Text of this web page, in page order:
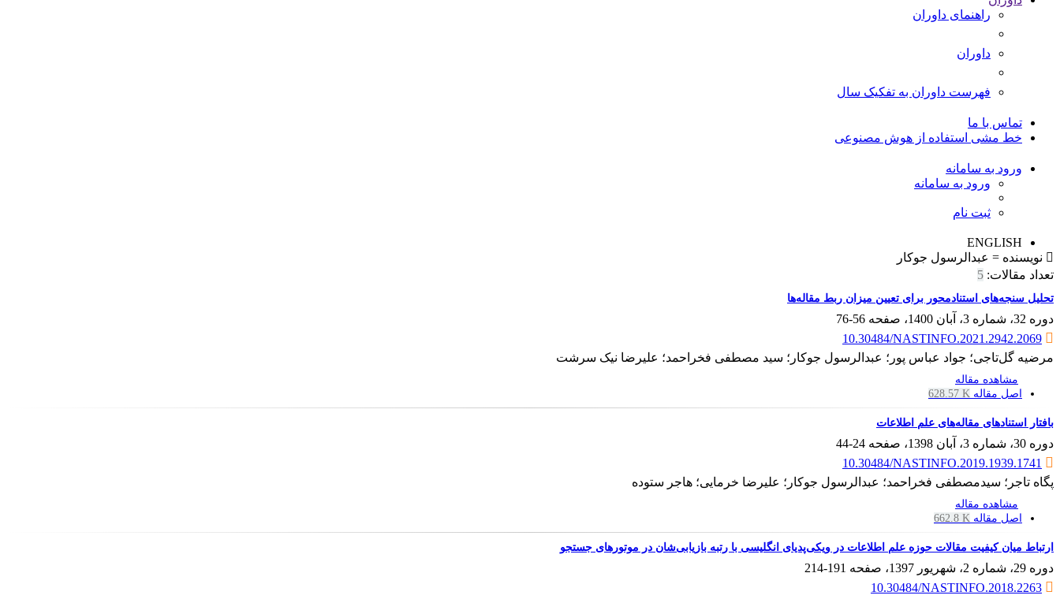
راهنمای داوران
داوران
فهرست داوران به تفکیک سال
تماس با ما
خط مشی استفاده از هوش مصنوعی
ورود به سامانه
ورود به سامانه
ثبت نام
ENGLISH
نویسنده = عبدالرسول جوکار
تعداد مقالات: 5
تحلیل سنجه‌های استنادمحور برای تعیین میزان ربط مقاله‌ها
دوره 32، شماره 3، آبان 1400، صفحه
56-76
10.30484/NASTINFO.2021.2942.2069
مرضیه گل‌تاجی؛ جواد عباس پور؛ عبدالرسول جوکار؛ سید مصطفی فخراحمد؛ علیرضا نیک سرشت
مشاهده مقاله
اصل مقاله 628.57 K
بافتار استنادهای مقاله‌‌های علم اطلاعات
دوره 30، شماره 3، آبان 1398، صفحه
24-44
10.30484/NASTINFO.2019.1939.1741
پگاه تاجر؛ سیدمصطفی فخراحمد؛ عبدالرسول جوکار؛ علیرضا خرمایی؛ هاجر ستوده
مشاهده مقاله
اصل مقاله 662.8 K
ارتباط میان کیفیت مقالات حوزه علم اطلاعات در ویکی‌پدیای انگلیسی با رتبه‌ بازیابی‌شان در موتورهای جستجو
دوره 29، شماره 2، شهریور 1397، صفحه
191-214
10.30484/NASTINFO.2018.2263